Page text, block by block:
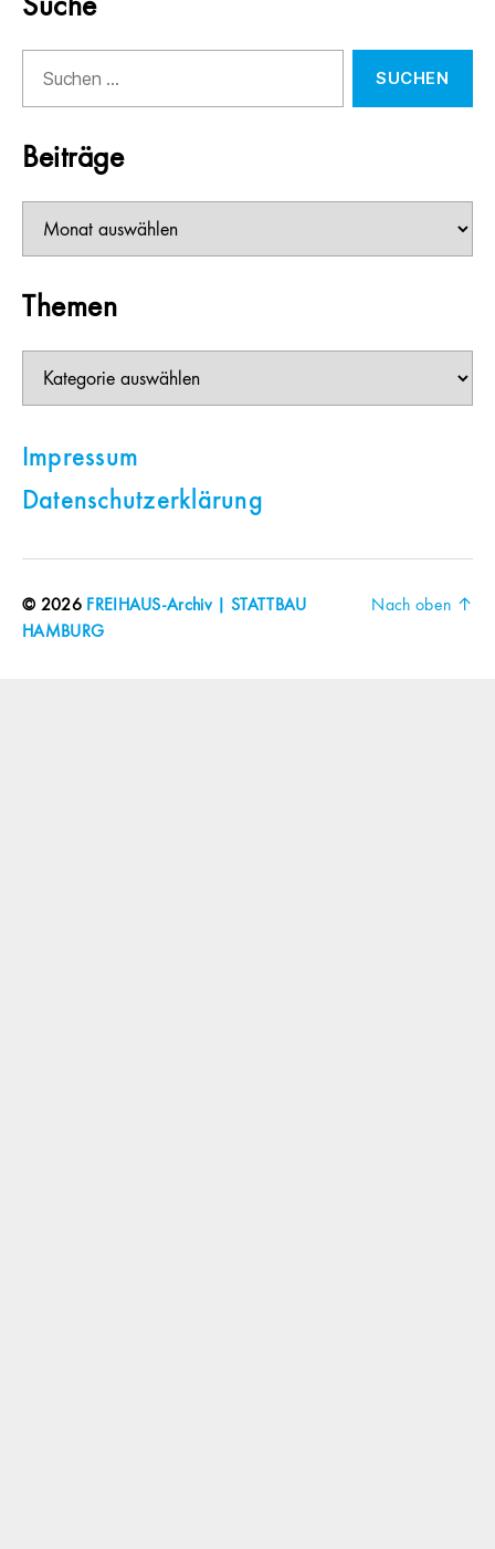
Suche
nach:
Beiträge
Themen
Impressum
Datenschutzerklärung
© 2026 FREIHAUS-Archiv | STATTBAU
HAMBURG
Nach oben ↑